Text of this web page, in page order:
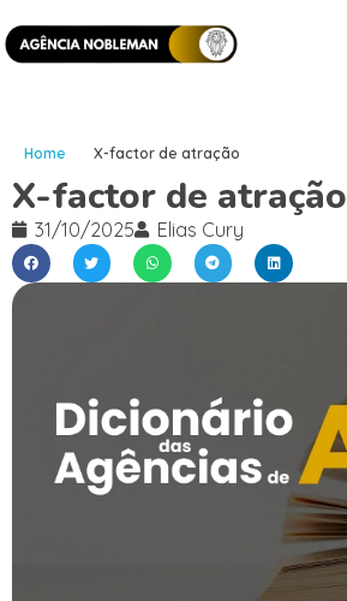
Home X-factor de atração
X-factor de atração
31/10/2025 Elias Cury